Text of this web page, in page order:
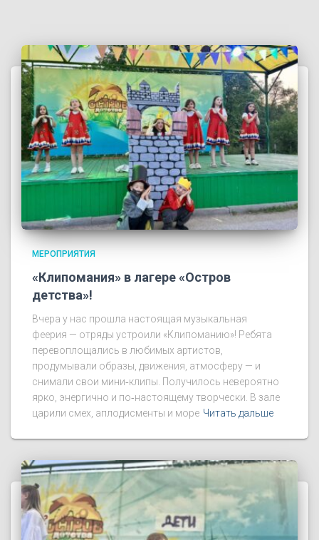
МЕРОПРИЯТИЯ
«Клипомания» в лагере «Остров
детства»!
Вчера у нас прошла настоящая музыкальная
феерия — отряды устроили «Клипоманию»! Ребята
перевоплощались в любимых артистов,
продумывали образы, движения, атмосферу — и
снимали свои мини‑клипы. Получилось невероятно
ярко, энергично и по‑настоящему творчески. В зале
царили смех, аплодисменты и море Читать дальше